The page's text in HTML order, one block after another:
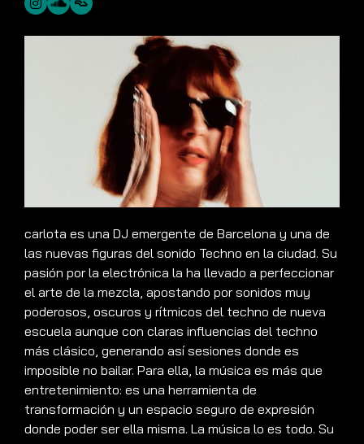
carlota es una DJ emergente de Barcelona y una de
las nuevas figuras del sonido Techno en la ciudad. Su
pasión por la electrónica la ha llevado a perfeccionar
el arte de la mezcla, apostando por sonidos muy
poderosos, oscuros y rítmicos del techno de nueva
escuela aunque con claras influencias del techno
más clásico, generando así sesiones donde es
imposible no bailar. Para ella, la música es más que
entretenimiento: es una herramienta de
transformación y un espacio seguro de expresión
donde poder ser ella misma. La música lo es todo. Su